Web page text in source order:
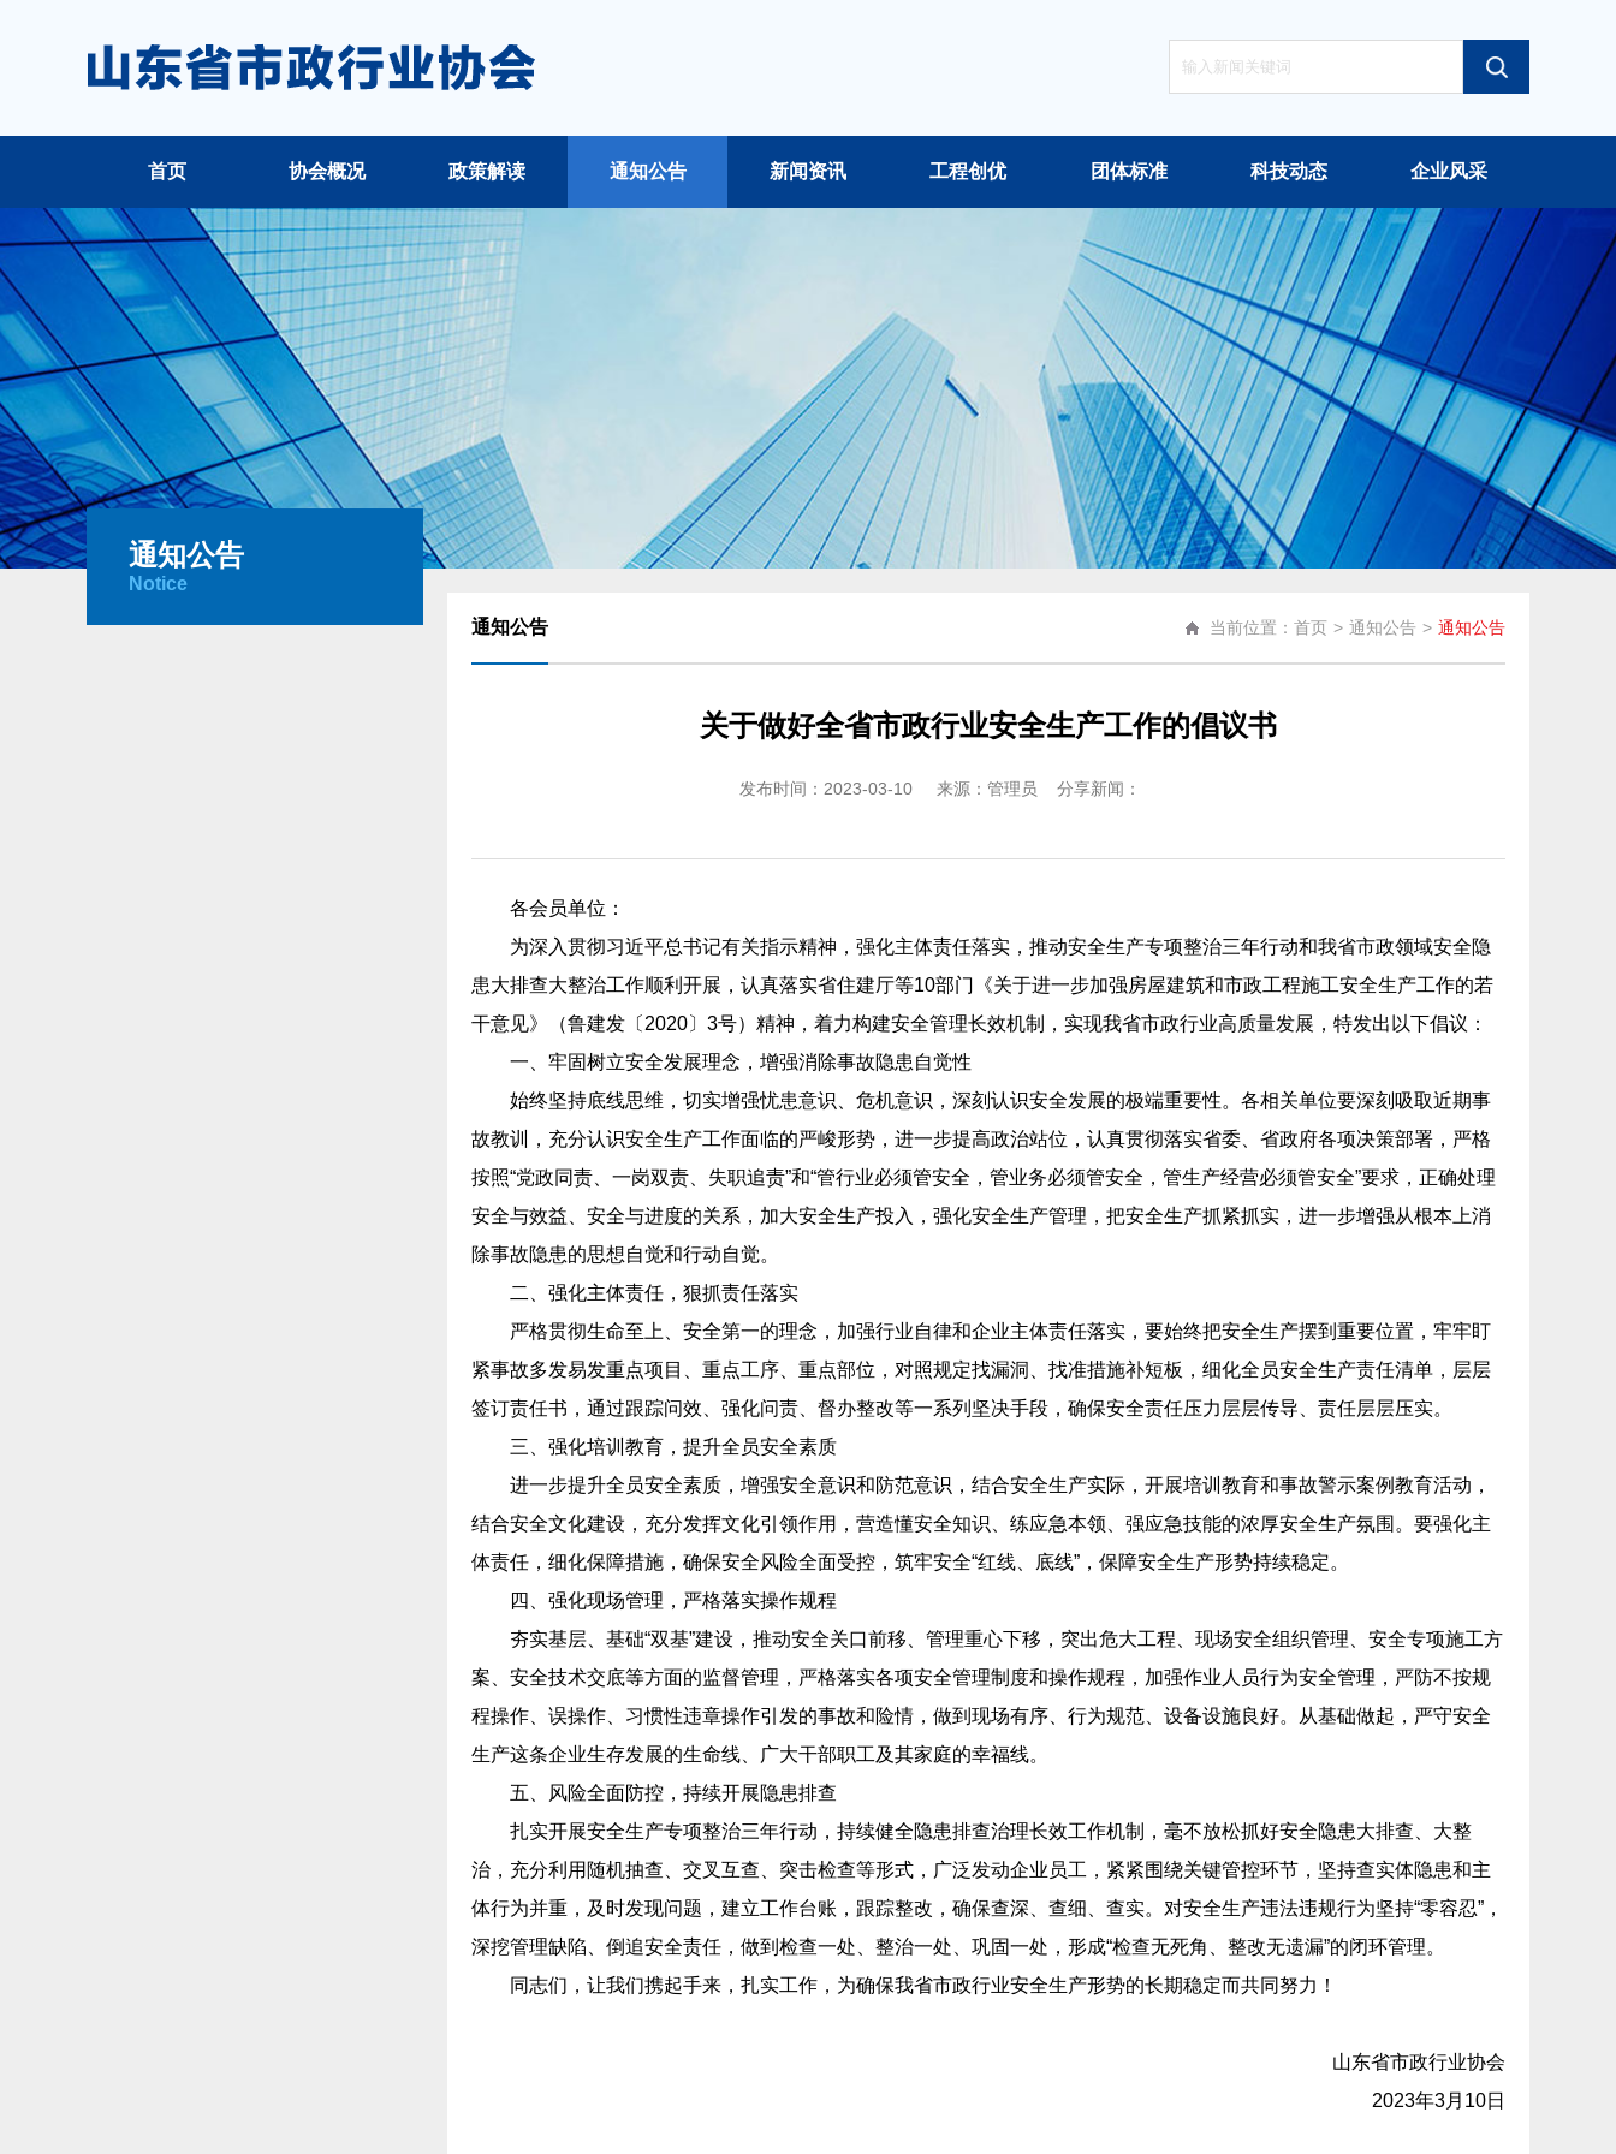
首页 协会概况 政策解读 通知公告 新闻资讯 工程创优 团体标准 科技动态 企业风采
通知公告
Notice
通知公告 当前位置：首页 > 通知公告 > 通知公告
关于做好全省市政行业安全生产工作的倡议书
发布时间：2023-03-10 来源：管理员 分享新闻：
各会员单位：
为深入贯彻习近平总书记有关指示精神，强化主体责任落实，推动安全生产专项整治三年行动和我省市政领域安全隐
患大排查大整治工作顺利开展，认真落实省住建厅等10部门《关于进一步加强房屋建筑和市政工程施工安全生产工作的若
干意见》（鲁建发〔2020〕3号）精神，着力构建安全管理长效机制，实现我省市政行业高质量发展，特发出以下倡议：
一、牢固树立安全发展理念，增强消除事故隐患自觉性
始终坚持底线思维，切实增强忧患意识、危机意识，深刻认识安全发展的极端重要性。各相关单位要深刻吸取近期事
故教训，充分认识安全生产工作面临的严峻形势，进一步提高政治站位，认真贯彻落实省委、省政府各项决策部署，严格
按照“党政同责、一岗双责、失职追责”和“管行业必须管安全，管业务必须管安全，管生产经营必须管安全”要求，正确处理
安全与效益、安全与进度的关系，加大安全生产投入，强化安全生产管理，把安全生产抓紧抓实，进一步增强从根本上消
除事故隐患的思想自觉和行动自觉。
二、强化主体责任，狠抓责任落实
严格贯彻生命至上、安全第一的理念，加强行业自律和企业主体责任落实，要始终把安全生产摆到重要位置，牢牢盯
紧事故多发易发重点项目、重点工序、重点部位，对照规定找漏洞、找准措施补短板，细化全员安全生产责任清单，层层
签订责任书，通过跟踪问效、强化问责、督办整改等一系列坚决手段，确保安全责任压力层层传导、责任层层压实。
三、强化培训教育，提升全员安全素质
进一步提升全员安全素质，增强安全意识和防范意识，结合安全生产实际，开展培训教育和事故警示案例教育活动，
结合安全文化建设，充分发挥文化引领作用，营造懂安全知识、练应急本领、强应急技能的浓厚安全生产氛围。要强化主
体责任，细化保障措施，确保安全风险全面受控，筑牢安全“红线、底线”，保障安全生产形势持续稳定。
四、强化现场管理，严格落实操作规程
夯实基层、基础“双基”建设，推动安全关口前移、管理重心下移，突出危大工程、现场安全组织管理、安全专项施工方
案、安全技术交底等方面的监督管理，严格落实各项安全管理制度和操作规程，加强作业人员行为安全管理，严防不按规
程操作、误操作、习惯性违章操作引发的事故和险情，做到现场有序、行为规范、设备设施良好。从基础做起，严守安全
生产这条企业生存发展的生命线、广大干部职工及其家庭的幸福线。
五、风险全面防控，持续开展隐患排查
扎实开展安全生产专项整治三年行动，持续健全隐患排查治理长效工作机制，毫不放松抓好安全隐患大排查、大整
治，充分利用随机抽查、交叉互查、突击检查等形式，广泛发动企业员工，紧紧围绕关键管控环节，坚持查实体隐患和主
体行为并重，及时发现问题，建立工作台账，跟踪整改，确保查深、查细、查实。对安全生产违法违规行为坚持“零容忍”，
深挖管理缺陷、倒追安全责任，做到检查一处、整治一处、巩固一处，形成“检查无死角、整改无遗漏”的闭环管理。
同志们，让我们携起手来，扎实工作，为确保我省市政行业安全生产形势的长期稳定而共同努力！
山东省市政行业协会
2023年3月10日